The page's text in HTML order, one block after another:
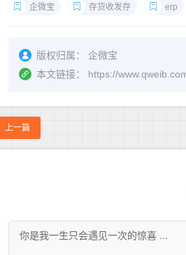
企微宝 存货收发存 erp
版权归属：
企微宝
本文链接：
https://
上一篇